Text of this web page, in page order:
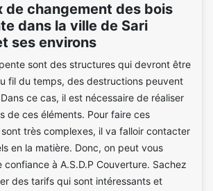
de changement des bois
dans la ville de Sari
ses environs
sont des structures qui devront être
fil du temps, des destructions peuvent
ce cas, il est nécessaire de réaliser
de ces éléments. Pour faire ces
très complexes, il va falloir contacter
en la matière. Donc, on peut vous
à A.S.D.P Couverture. Sachez
des tarifs qui sont intéressants et